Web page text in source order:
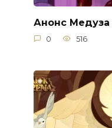
Анонс Медуза
0 516